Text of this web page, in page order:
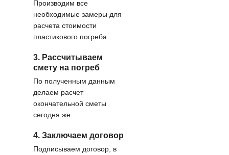
Производим все
необходимые замеры для
расчета стоимости
пластикового погреба
3. Рассчитываем
смету на погреб
По полученным данным
делаем расчет
окончательной сметы
сегодня же
4. Заключаем договор
Подписываем договор, в